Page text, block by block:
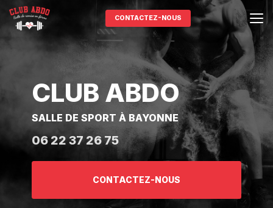
Aller
contenu
CONTACTEZ-NOUS
CLUB ABDO
SALLE DE SPORT À BAYONNE
06 22 37 26 75
CONTACTEZ-NOUS